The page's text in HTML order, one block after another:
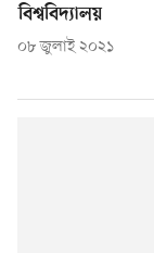
বিশ্ববিদ্যালয়
০৮ জুলাই ২০২১